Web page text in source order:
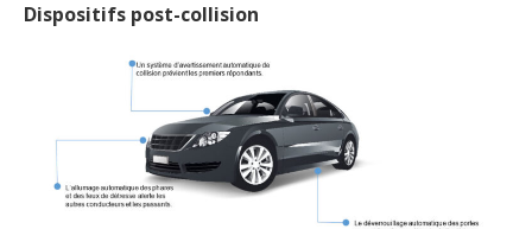
Dispositifs post-collision